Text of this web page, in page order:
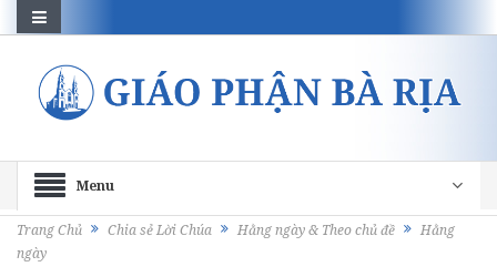
Menu
Trang Chủ Chia sẻ Lời Chúa Hằng ngày & Theo chủ đề
Hằng
ngày